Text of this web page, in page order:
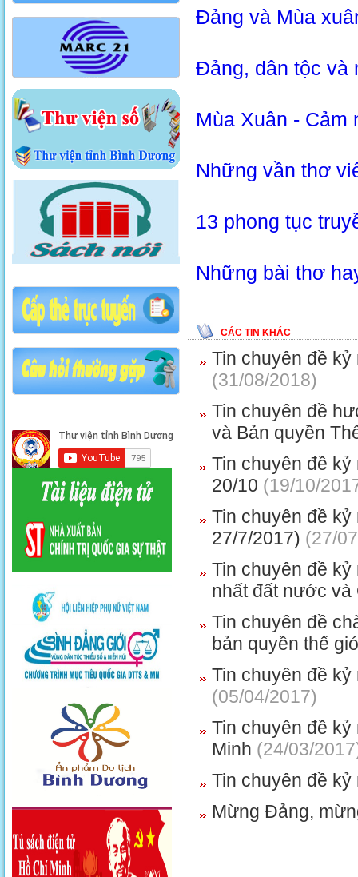
Đảng và Mùa
Đảng, dân tộc và
Mùa Xuân -
Những vần thơ
13 phong tục
Những bài thơ
CÁC TIN KHÁC
Tin chuyên đề
(31/08/2018)
Tin chuyên đề
và Bản quyền
Tin chuyên đề
20/10 (19/10/
Tin chuyên đề
27/7/2017) (27/
Tin chuyên đề kỷ
nhất đất nước và
Tin chuyên đề
bản quyền thế
Tin chuyên đề
(05/04/2017)
Tin chuyên đề
Minh (24/03/
Tin chuyên đề
Mừng Đảng,